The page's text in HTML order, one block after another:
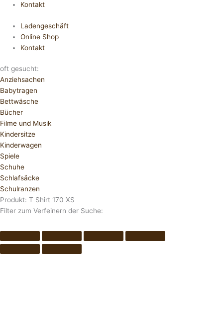
Kontakt
Ladengeschäft
Online Shop
Kontakt
oft gesucht:
Anziehsachen
Babytragen
Bettwäsche
Bücher
Filme und Musik
Kindersitze
Kinderwagen
Spiele
Schuhe
Schlafsäcke
Schulranzen
Produkt: T Shirt 170 XS
Filter zum Verfeinern der Suche: